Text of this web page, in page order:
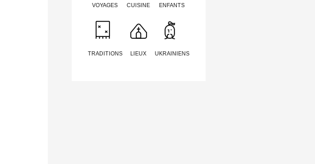
VOYAGES CUISINE ENFANTS
TRADITIONS LIEUX UKRAINIENS